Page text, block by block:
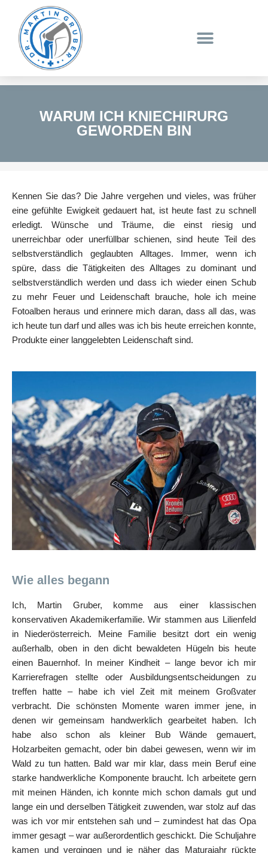
Zum
Inhalt
springen
WARUM ICH KNIECHIRURG
GEWORDEN BIN
Kennen Sie das? Die Jahre vergehen und vieles, was früher
eine gefühlte Ewigkeit gedauert hat, ist heute fast zu schnell
erledigt. Wünsche und Träume, die einst riesig und
unerreichbar oder unerfüllbar schienen, sind heute Teil des
selbstverständlich geglaubten Alltages. Immer, wenn ich
spüre, dass die Tätigkeiten des Alltages zu dominant und
selbstverständlich werden und dass ich wieder einen Schub
zu mehr Feuer und Leidenschaft brauche, hole ich meine
Fotoalben heraus und erinnere mich daran, dass all das, was
ich heute tun darf und alles was ich bis heute erreichen konnte,
Produkte einer langgelebten Leidenschaft sind.
Wie alles begann
Ich, Martin Gruber, komme aus einer klassischen
konservativen Akademikerfamilie. Wir stammen aus Lilienfeld
in Niederösterreich. Meine Familie besitzt dort ein wenig
außerhalb, oben in den dicht bewaldeten Hügeln bis heute
einen Bauernhof. In meiner Kindheit – lange bevor ich mir
Karrierefragen stellte oder Ausbildungsentscheidungen zu
treffen hatte – habe ich viel Zeit mit meinem Großvater
verbracht. Die schönsten Momente waren immer jene, in
denen wir gemeinsam handwerklich gearbeitet haben. Ich
habe also schon als kleiner Bub Wände gemauert,
Holzarbeiten gemacht, oder bin dabei gewesen, wenn wir im
Wald zu tun hatten. Bald war mir klar, dass mein Beruf eine
starke handwerkliche Komponente braucht. Ich arbeitete gern
mit meinen Händen, ich konnte mich schon damals gut und
lange ein und derselben Tätigkeit zuwenden, war stolz auf das
was ich vor mir entstehen sah und – zumindest hat das Opa
immer gesagt – war außerordentlich geschickt. Die Schuljahre
kamen und vergingen und je näher das Maturajahr rückte